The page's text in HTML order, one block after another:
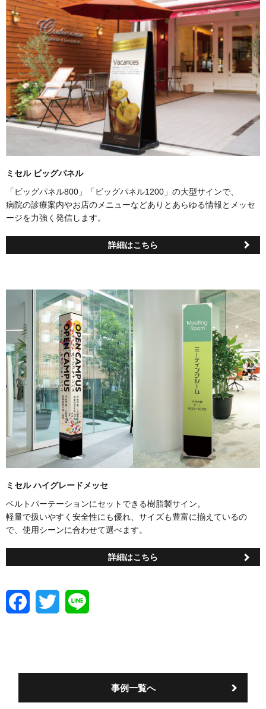
多彩なサイズ展開で各種施設の案内表示・告知・看板などに最適。
ミセル ビッグパネル
「ビッグパネル800」「ビッグパネル1200」の大型サインで、
病院の診療案内やお店のメニューなどありとあらゆる情報とメッセ
ージを力強く発信します。
詳細はこちら
ミセル ハイグレードメッセ
ベルトパーテーションにセットできる樹脂製サイン。
軽量で扱いやすく安全性にも優れ、サイズも豊富に揃えているの
で、使用シーンに合わせて選べます。
詳細はこちら
o
w
r
事例一覧へ